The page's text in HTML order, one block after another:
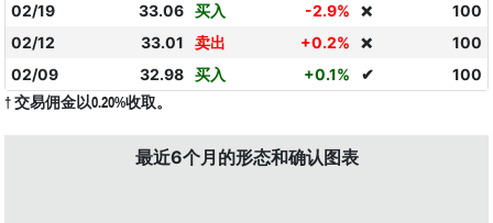
02/19
33.06 买入 -2.9% ❌
100
02/12
33.01 卖出 +0.2% ❌
100
02/09
32.98 买入 +0.1% ✔ 100
† 交易佣金以0.20%收取。
最近6个月的形态和确认图表